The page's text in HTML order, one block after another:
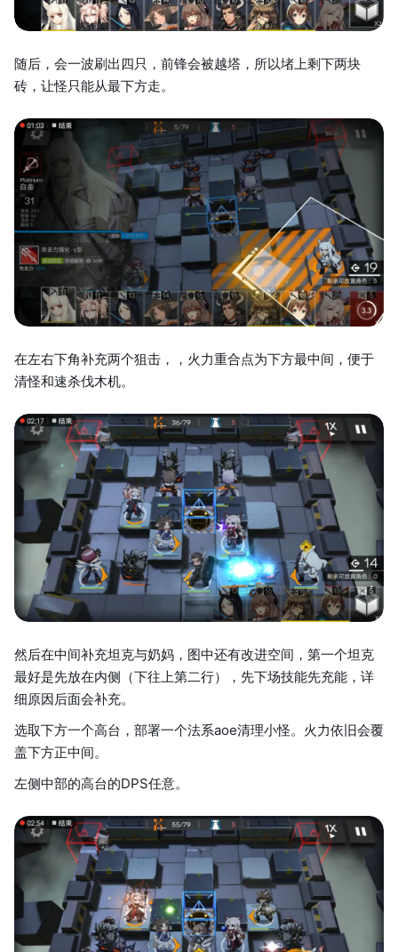
随后，会一波刷出四只，前锋会被越塔，所以堵上剩下两块
砖，让怪只能从最下方走。
在左右下角补充两个狙击，，火力重合点为下方最中间，便于
清怪和速杀伐木机。
然后在中间补充坦克与奶妈，图中还有改进空间，第一个坦克
最好是先放在内侧（下往上第二行），先下场技能先充能，详
细原因后面会补充。
选取下方一个高台，部署一个法系aoe清理小怪。火力依旧会覆
盖下方正中间。
左侧中部的高台的DPS任意。